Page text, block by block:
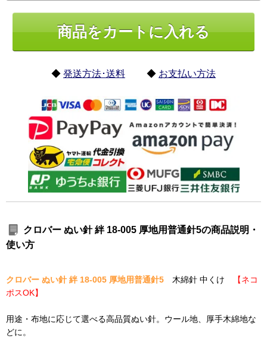
◆ 発送方法･送料 ◆ お支払い方法
クロバー ぬい針 絆 18-005 厚地用普通針5の商品説明・
使い方
クロバー ぬい針 絆 18-005 厚地用普通針5 木綿針 中くけ
【ネコ
ポスOK】
用途・布地に応じて選べる高品質ぬい針。ウール地、厚手木綿地な
どに。